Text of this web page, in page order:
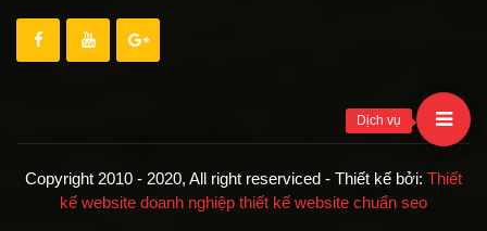
Copyright 2010 - 2020, All right reserviced - Thiết kế bởi: Thiết
kế website doanh nghiệp thiết kế website chuẩn seo
Dịch vụ